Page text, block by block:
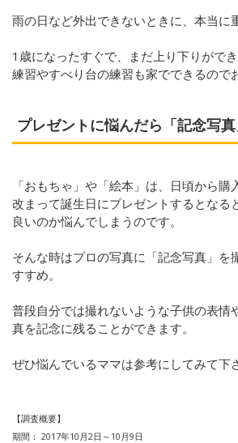
雨の日など外出できないときに、本当に
1歳になったすぐで、まだ上り下りがで
練習やすべり台の練習も家でできるので
プレゼントに悩んだら「記念写
「おもちゃ」や「絵本」は、日頃から購
改まって誕生日にプレゼントするとなる
良いのか悩んでしまうのです。
そんな時はプロの写真に「記念写真」を
すすめ。
普段自分では撮れないような子供の表情
真を記念に残ることができます。
ぜひ悩んでいるママは参考にしてみて下
【調査概要】
期間： 2017年10 月2日～10 月9日